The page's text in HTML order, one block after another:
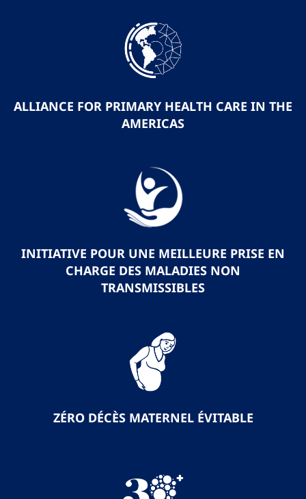
ALLIANCE FOR PRIMARY HEALTH CARE IN THE
AMERICAS
INITIATIVE POUR UNE MEILLEURE PRISE EN
CHARGE DES MALADIES NON
TRANSMISSIBLES
ZÉRO DÉCÈS MATERNEL ÉVITABLE